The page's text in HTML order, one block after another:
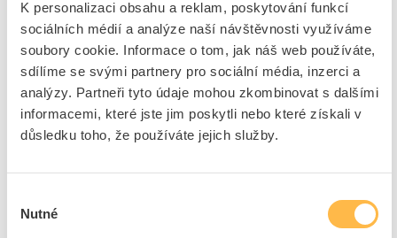
K personalizaci obsahu a reklam, poskytování funkcí
sociálních médií a analýze naší návštěvnosti využíváme
soubory cookie. Informace o tom, jak náš web používáte,
sdílíme se svými partnery pro sociální média, inzerci a
analýzy. Partneři tyto údaje mohou zkombinovat s dalšími
informacemi, které jste jim poskytli nebo které získali v
důsledku toho, že používáte jejich služby.
souhlasu
Nutné
Action při udělování příkazů a hlášení. Jednoduše smontovatelný,
jednoduše silný, jednoduše perfektní.
Značka SIEMENS
Přední kryty pro tlačítka
30.5 mm
Barva tlačítka
Bílá
Design tlačítka